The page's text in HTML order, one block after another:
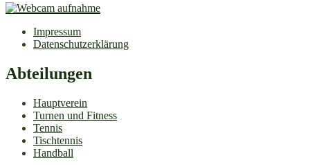
Impressum
Datenschutzerklärung
Abteilungen
Hauptverein
Turnen und Fitness
Tennis
Tischtennis
Handball